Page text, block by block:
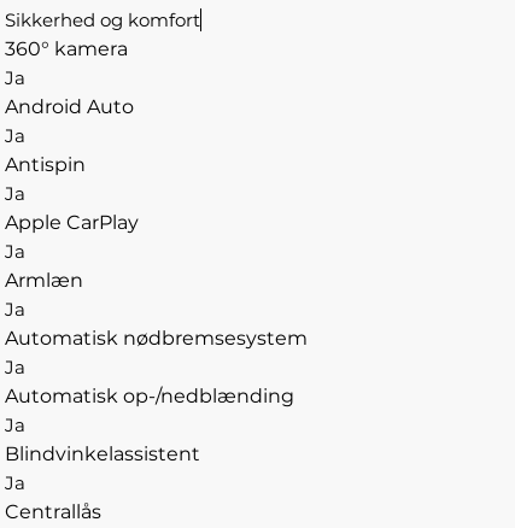
Sikkerhed og komfort
360° kamera
Ja
Android Auto
Ja
Antispin
Ja
Apple CarPlay
Ja
Armlæn
Ja
Automatisk nødbremsesystem
Ja
Automatisk op-/nedblænding
Ja
Blindvinkelassistent
Ja
Centrallås